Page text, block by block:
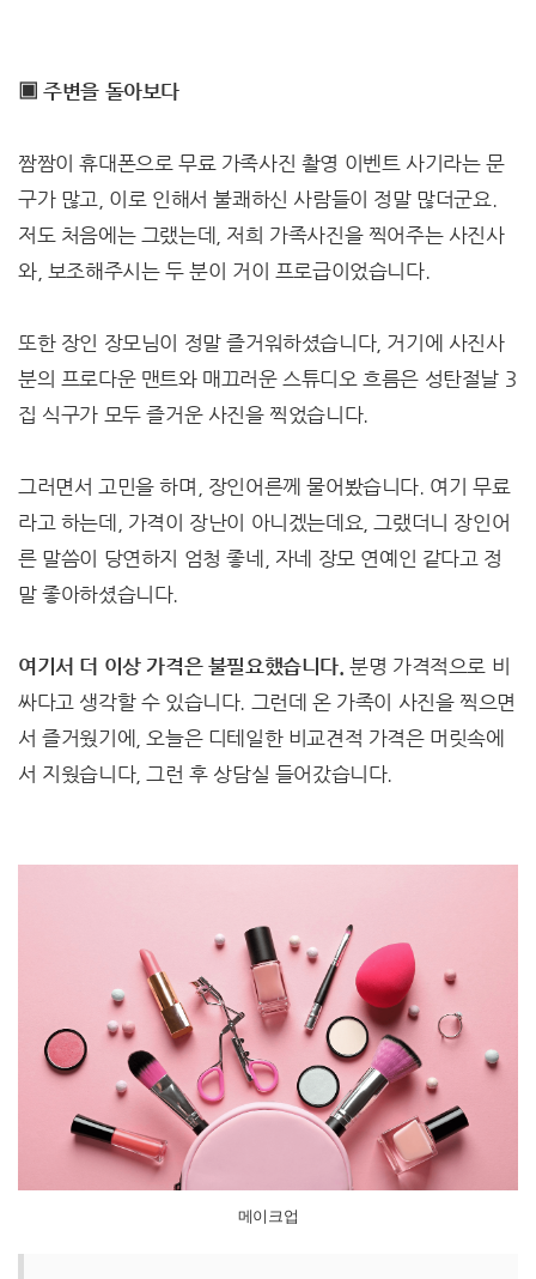
▣ 주변을 돌아보다
짬짬이 휴대폰으로 무료 가족사진 촬영 이벤트 사기라는 문
구가 많고, 이로 인해서 불쾌하신 사람들이 정말 많더군요.
저도 처음에는 그랬는데, 저희 가족사진을 찍어주는 사진사
와, 보조해주시는 두 분이 거이 프로급이었습니다.
또한 장인 장모님이 정말 즐거워하셨습니다, 거기에 사진사
분의 프로다운 맨트와 매끄러운 스튜디오 흐름은 성탄절날 3
집 식구가 모두 즐거운 사진을 찍었습니다.
그러면서 고민을 하며, 장인어른께 물어봤습니다. 여기 무료
라고 하는데, 가격이 장난이 아니겠는데요, 그랬더니 장인어
른 말씀이 당연하지 엄청 좋네, 자네 장모 연예인 같다고 정
말 좋아하셨습니다.
여기서 더 이상 가격은 불필요했습니다. 분명 가격적으로 비
싸다고 생각할 수 있습니다. 그런데 온 가족이 사진을 찍으면
서 즐거웠기에, 오늘은 디테일한 비교견적 가격은 머릿속에
서 지웠습니다, 그런 후 상담실 들어갔습니다.
메이크업